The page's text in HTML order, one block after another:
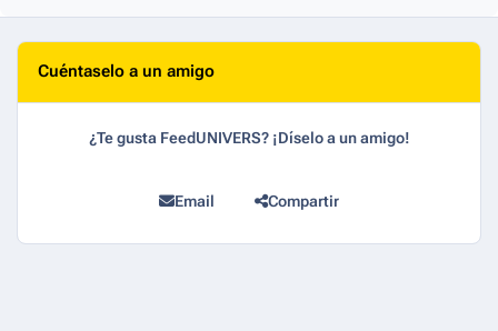
Cuéntaselo a un amigo
¿Te gusta FeedUNIVERS? ¡Díselo a un amigo!
Email Compartir